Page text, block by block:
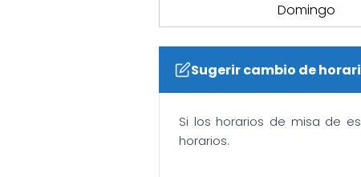
Domingo
Sugerir cambio de
Si los horarios de misa de
horarios.